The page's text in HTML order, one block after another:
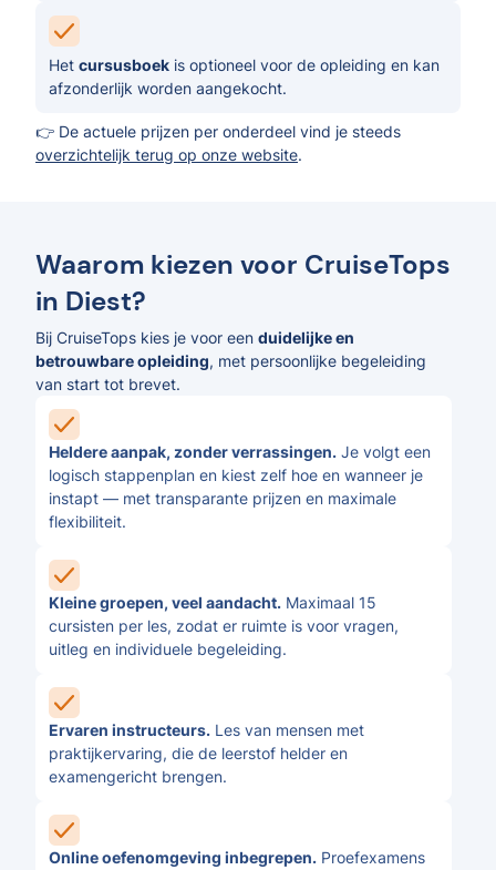
Het cursusboek is optioneel voor de opleiding en kan
afzonderlijk worden aangekocht.
👉 De actuele prijzen per onderdeel vind je steeds
overzichtelijk terug op onze website.
Waarom kiezen voor CruiseTops
in Diest?
Bij CruiseTops kies je voor een duidelijke en
betrouwbare opleiding, met persoonlijke begeleiding
van start tot brevet.
Heldere aanpak, zonder verrassingen. Je volgt een
logisch stappenplan en kiest zelf hoe en wanneer je
instapt — met transparante prijzen en maximale
flexibiliteit.
Kleine groepen, veel aandacht. Maximaal 15
cursisten per les, zodat er ruimte is voor vragen,
uitleg en individuele begeleiding.
Ervaren instructeurs. Les van mensen met
praktijkervaring, die de leerstof helder en
examengericht brengen.
Online oefenomgeving inbegrepen. Proefexamens